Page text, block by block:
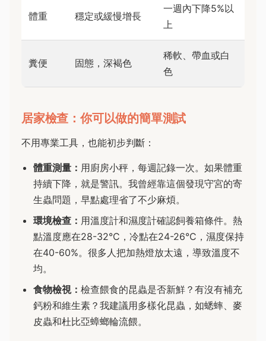
體重 穩定或緩慢增長
一週內下降5%以
上
糞便 固態，深褐色
稀軟、帶血或白
色
居家檢查：你可以做的簡單測試
不用專業工具，也能初步判斷：
體重測量： 用廚房小秤，每週記錄一次。如果體重
持續下降，就是警訊。我曾經靠這個發現守宮的寄
生蟲問題，早點處理省了不少麻煩。
環境檢查： 用溫度計和濕度計確認飼養箱條件。熱
點溫度應在28-32°C，冷點在24-26°C，濕度保持
在40-60%。很多人把加熱燈放太遠，導致溫度不
均。
食物檢視： 檢查餵食的昆蟲是否新鮮？有沒有補充
鈣粉和維生素？我建議用多樣化昆蟲，如蟋蟀、麥
皮蟲和杜比亞蟑螂輪流餵。